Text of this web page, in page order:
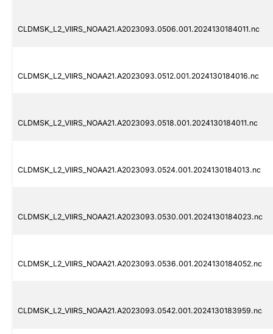
CLDMSK_L2_VIIRS_NOAA21.A2023093.0506.001.2024130184011.nc
CLDMSK_L2_VIIRS_NOAA21.A2023093.0512.001.2024130184016.nc
CLDMSK_L2_VIIRS_NOAA21.A2023093.0518.001.2024130184011.nc
CLDMSK_L2_VIIRS_NOAA21.A2023093.0524.001.2024130184013.nc
CLDMSK_L2_VIIRS_NOAA21.A2023093.0530.001.2024130184023.nc
CLDMSK_L2_VIIRS_NOAA21.A2023093.0536.001.2024130184052.nc
CLDMSK_L2_VIIRS_NOAA21.A2023093.0542.001.2024130183959.nc